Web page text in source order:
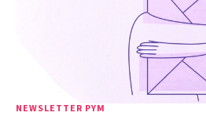
NEWSLETTER PYM